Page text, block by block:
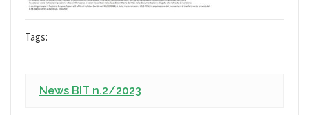
Tags:
News BIT n.2/2023